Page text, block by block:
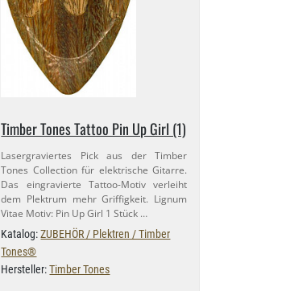
Timber Tones Tattoo Pin Up Girl (1)
Lasergraviertes Pick aus der Timber
Tones Collection für elektrische Gitarre.
Das eingravierte Tattoo-​Motiv verleiht
dem Plektrum mehr Griffigkeit. Lignum
Vitae Motiv: Pin Up Girl 1 Stück …
Katalog:ZUBEHÖR / Plektren / Timber
Tones®
Hersteller:Timber Tones